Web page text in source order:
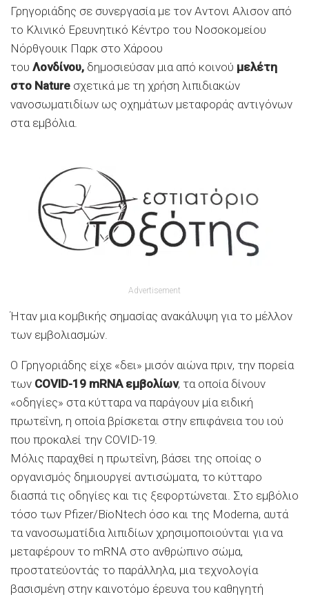
Γρηγοριάδης σε συνεργασία με τον Αντονι Αλισον από
το Κλινικό Ερευνητικό Κέντρο του Νοσοκομείου
Nόρθγουικ Παρκ στο Χάροου
του Λονδίνου, δημοσιεύσαν μια από κοινού μελέτη
στο Nature σχετικά με τη χρήση λιπιδιακών
νανοσωματιδίων ως οχημάτων μεταφοράς αντιγόνων
στα εμβόλια.
Advertisement
Ήταν μια κομβικής σημασίας ανακάλυψη για το μέλλον
των εμβολιασμών.
Ο Γρηγοριάδης είχε «δει» μισόν αιώνα πριν, την πορεία
των COVID-19 mRNA εμβολίων, τα οποία δίνουν
«οδηγίες» στα κύτταρα να παράγουν μία ειδική
πρωτεΐνη, η οποία βρίσκεται στην επιφάνεια του ιού
που προκαλεί την COVID-19.
Μόλις παραχθεί η πρωτεΐνη, βάσει της οποίας ο
οργανισμός δημιουργεί αντισώματα, το κύτταρο
διασπά τις οδηγίες και τις ξεφορτώνεται. Στο εμβόλιο
τόσο των Pfizer/BioNtech όσο και της Moderna, αυτά
τα νανοσωματίδια λιπιδίων χρησιμοποιούνται για να
μεταφέρουν το mRNA στο ανθρώπινο σώμα,
προστατεύοντάς το παράλληλα, μια τεχνολογία
βασισμένη στην καινοτόμο έρευνα του καθηγητή